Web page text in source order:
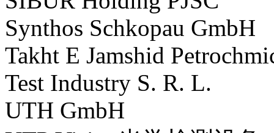
Synthos Schkopau GmbH
Takht E Jamshid
Test Industry S. R. L.
UTH GmbH